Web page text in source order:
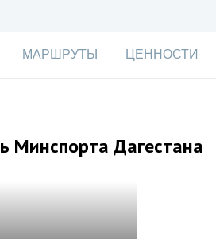
МАРШРУТЫ ЦЕННОСТИ
Минспорта Дагестана